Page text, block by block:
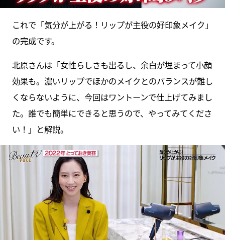
これで「気分が上がる！リップが主役の好印象メイク」
の完成です。
北原さんは「女性らしさも出るし、余白が埋まって小顔
効果も。濃いリップでほかのメイクとのバランスが難し
くならないように、今回はワントーンで仕上げてみまし
た。誰でも簡単にできると思うので、やってみてくださ
い！」と解説。